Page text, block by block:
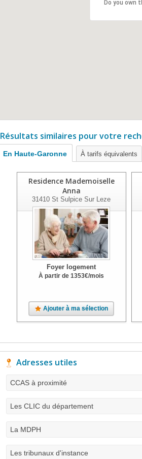
Do you own
Résultats similaires pour votre
En Haute-Garonne À tarifs équivalents
Residence Mademoiselle
Anna
31410 St Sulpice Sur Leze
Foyer logement
À partir de 1353€/mois
Ajouter à ma sélection
Adresses utiles
CCAS à proximité
Les CLIC du département
La MDPH
Les tribunaux d'instance